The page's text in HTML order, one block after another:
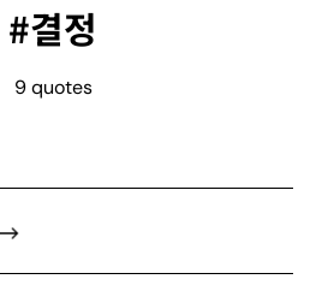
PEOPLE
#결정
9 quotes